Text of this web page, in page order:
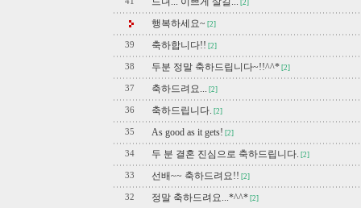
[2]
행복하세요~ [2]
39 축하합니다!! [2]
38 두분 정말 축하드립니다~!!^^* [2]
37 축하드려요... [2]
36 축하드립니다. [2]
35 As good as it gets! [2]
34 두 분 결혼 진심으로 축하드립니다. [2]
33 선배~~ 축하드려요!! [2]
32 정말 축하드려요...*^^* [2]